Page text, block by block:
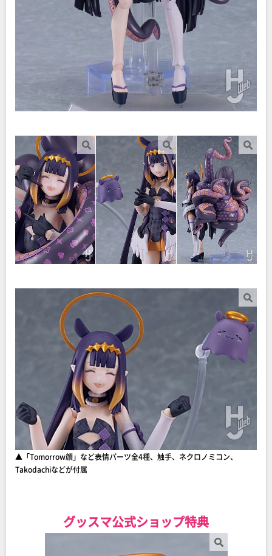
▲「Tomorrow顔」など表情パーツ全4種、触手、ネクロノミコン、
Takodachiなどが付属
グッスマ公式ショップ特典